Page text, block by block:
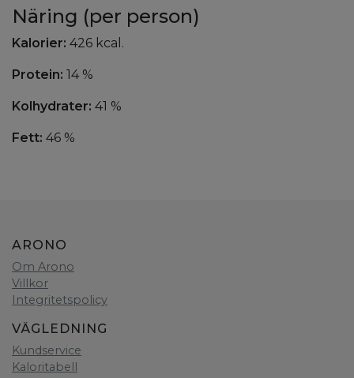
Näring (per person)
Kalorier: 426 kcal.
Protein: 14 %
Kolhydrater: 41 %
Fett: 46 %
ARONO
Om Arono
Villkor
Integritetspolicy
VÄGLEDNING
Kundservice
Kaloritabell